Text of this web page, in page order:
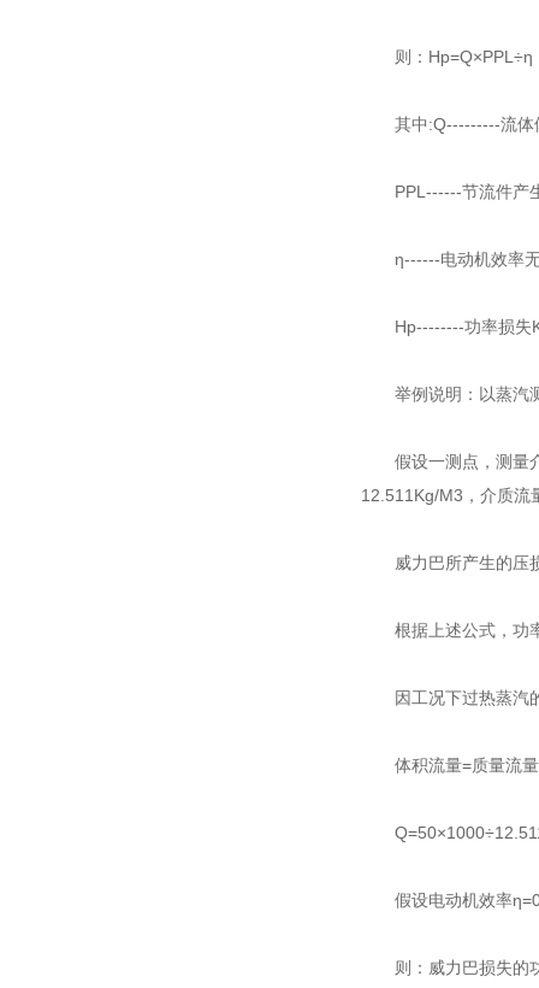
则：Hp=Q×PPL÷η
其中:Q---------流体
PPL------节流件产
η------电动机效率无
Hp--------功率损失
举例说明：以蒸汽
假设一测点，测量介
12.511Kg/M3，介质流
威力巴所产生的压损
根据上述公式，功
因工况下过热蒸汽的
体积流量=质量流量
假设电动机效率
则：威力巴损失的功